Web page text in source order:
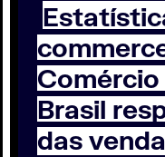
Brasil
das